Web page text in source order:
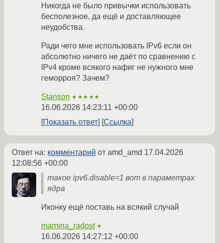
Никогда не было привычки использовать
бесполезное, да ещё и доставляющее
неудобства.
Ради чего мне использовать IPv6 если он
абсолютно ничего не даёт по сравнению с
IPv4 кроме всякого нафиг не нужного мне
геморроя? Зачем?
Stanson ★★★★★
16.06.2026 14:23:11 +00:00
Показать ответ
Ссылка
Ответ на: комментарий от amd_amd 17.04.2026
12:08:56 +00:00
такое ipv6.disable=1 вот в параметрах
ядра
Иконку ещё поставь на всякий случай
mamina_radost ★
16.06.2026 14:27:12 +00:00